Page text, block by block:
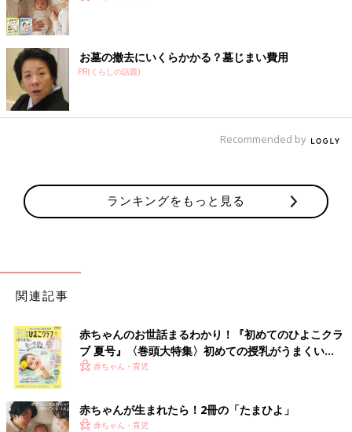
出典：Instagramアカウント「_____bun.23」
S.さんは、こちらの見た目もキュートなTシャツを購入。とって
も可愛らしい上に、お買い得価格だったんだとか。どちらもシン
プルで着回しにも便利そう！パンケーキの背面部分が黄色になっ
（税別）
お墓の撤去にいくらかかる？墓じまい費用
PR(くらしの話題)
Recommended by
ランキングをもっと見る
関連記事
赤ちゃんのお世話まるわかり！『初めてのひよこクラ
ブ 夏号』〈巻頭大特集〉初めての授乳がうまくい
く！ おっぱい・ミルクの基本と夏のトラブル 解決テ
赤ちゃん・育児
赤ちゃんが生まれたら！2冊の「たまひよ」
赤ちゃん・育児